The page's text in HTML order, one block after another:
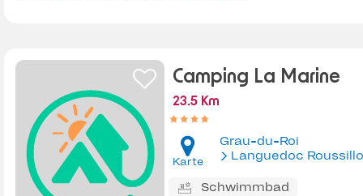
Camping La Marine
23.5 Km
Karte
Grau-du-Roi
Languedoc
Schwimmbad